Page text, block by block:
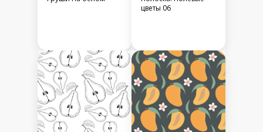
цветы 06